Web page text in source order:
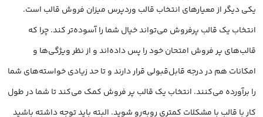
یکی دیگر از معیارهای انتخاب قالب وردپرس میزان فروش قالب است.
انتخاب یک قالب پرفروش می‌تواند خیال شما را آسوده‌تر کند. چرا که
قالب‌های پر فروش امتحان خود را پس داده‌اند و از نظر ویژگی‌ها و
امکانات هم در درجه قابل‌قبولی قرار دارند و تا حد زیادی خواسته‌های شما
را برآورده می‌کنند. انتخاب یک قالب پر فروش کمک می‌کند تا شما در طول
کار با قالب با مشکلات کمتری روبه‌رو شوید. البته باید توجه داشته باشید